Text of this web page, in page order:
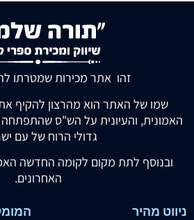
זהו אתר מכירות שמטרתו
שמו של האתר הוא מהרצון להקיף
האמונית, והעיונית על הש"ס שהתפתחה
גדולי הרוח של עם
ובנוסף לתת מקום לקומה החדשה
האחרונים.
ניווט מהיר